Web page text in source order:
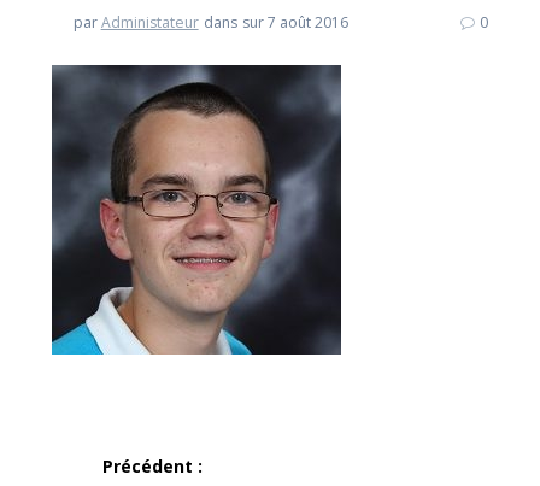
parAdministateur dans sur 7 août 2016 0
Navigation
Précédent :